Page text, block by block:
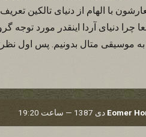
دنیای آردا اینقدر مورد توجه
موسیقی متال بدونیم. پس اول
Eomer